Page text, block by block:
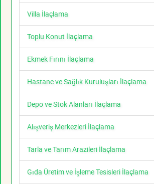
Villa İlaçlama
Toplu Konut İlaçlama
Ekmek Fırını İlaçlama
Hastane ve Sağlık Kuruluşları İlaçlama
Depo ve Stok Alanları İlaçlama
Alışveriş Merkezleri İlaçlama
Tarla ve Tarım Arazileri İlaçlama
Gıda Üretim ve İşleme Tesisleri İlaçlama